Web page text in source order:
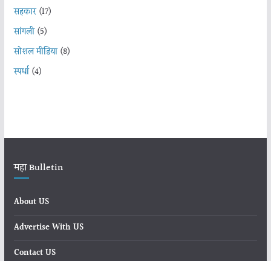
सहकार(17)
सांगली(5)
सोशल मीडिया(8)
स्पर्धा(4)
महा Bulletin
About US
Advertise With US
Contact US